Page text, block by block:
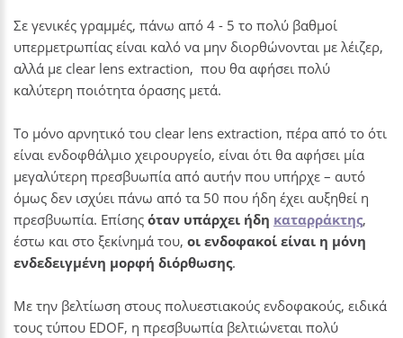
Σε γενικές γραμμές, πάνω από 4 - 5 το πολύ βαθμοί
υπερμετρωπίας είναι καλό να μην διορθώνονται με λέιζερ,
αλλά με clear lens extraction, που θα αφήσει πολύ
καλύτερη ποιότητα όρασης μετά.
Το μόνο αρνητικό του clear lens extraction, πέρα από το ότι
είναι ενδοφθάλμιο χειρουργείο, είναι ότι θα αφήσει μία
μεγαλύτερη πρεσβυωπία από αυτήν που υπήρχε – αυτό
όμως δεν ισχύει πάνω από τα 50 που ήδη έχει αυξηθεί η
πρεσβυωπία. Επίσης όταν υπάρχει ήδη καταρράκτης,
έστω και στο ξεκίνημά του, οι ενδοφακοί είναι η μόνη
ενδεδειγμένη μορφή διόρθωσης.
Με την βελτίωση στους πολυεστιακούς ενδοφακούς, ειδικά
τους τύπου EDOF, η πρεσβυωπία βελτιώνεται πολύ